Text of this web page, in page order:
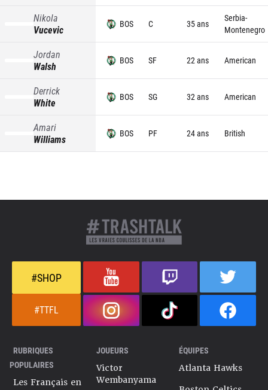
Nikola
Vucevic
BOS C 35 ans
Serbia-
Montenegro
Jordan
Walsh
BOS SF 22 ans American
Derrick
White
BOS SG 32 ans American
Amari
Williams
BOS PF 24 ans British
#SHOP
#TTFL
RUBRIQUES
POPULAIRES
Les Français en
JOUEURS
Victor
Wembanyama
ÉQUIPES
Atlanta Hawks